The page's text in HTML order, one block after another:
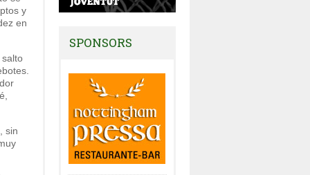
y
en
sin
SPONSORS